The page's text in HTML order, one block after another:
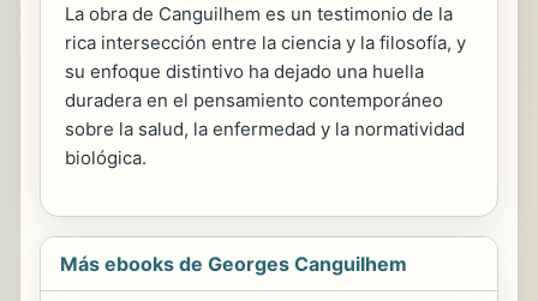
La obra de Canguilhem es un testimonio de la
rica intersección entre la ciencia y la filosofía, y
su enfoque distintivo ha dejado una huella
duradera en el pensamiento contemporáneo
sobre la salud, la enfermedad y la normatividad
biológica.
Más ebooks de Georges Canguilhem